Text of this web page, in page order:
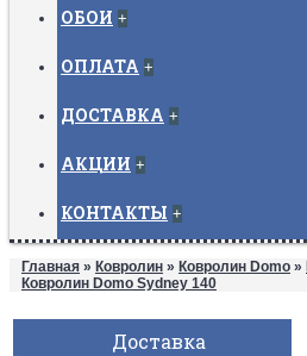
ОБОИ +
ОПЛАТА +
ДОСТАВКА +
АКЦИИ +
КОНТАКТЫ +
Главная » Ковролин » Ковролин Domo »
Ковролин Domo Sydney 140
Доставка